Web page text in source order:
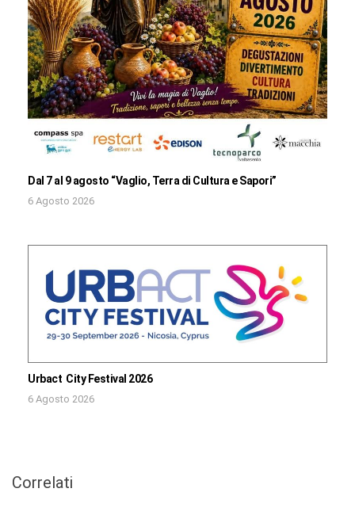
Dal 7 al 9 agosto “Vaglio, Terra di Cultura e Sapori”
6 Agosto 2026
Urbact City Festival 2026
6 Agosto 2026
Correlati